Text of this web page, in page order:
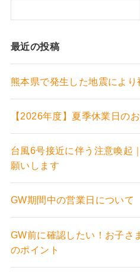
最近の投稿
熊本県で発生した地震によ
【2026年度】夏季休業日の
台風6号接近に伴う注意喚起
願いします
GW期間中の営業日について
GW前に確認したい！お子さ
のポイント